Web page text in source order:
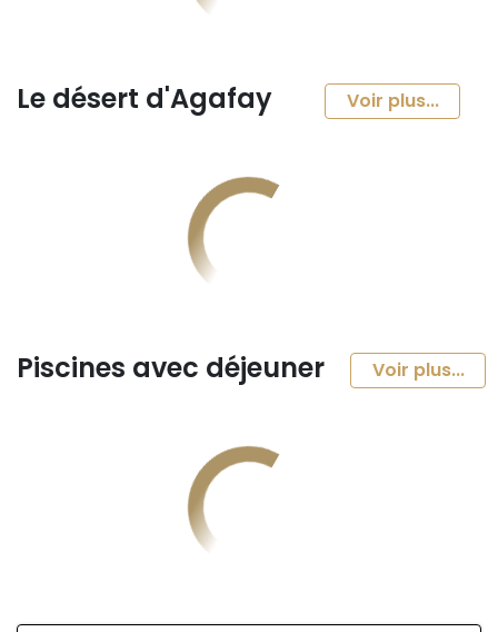
Le désert d'Agafay Voir plus...
Piscines avec déjeuner Voir plus...